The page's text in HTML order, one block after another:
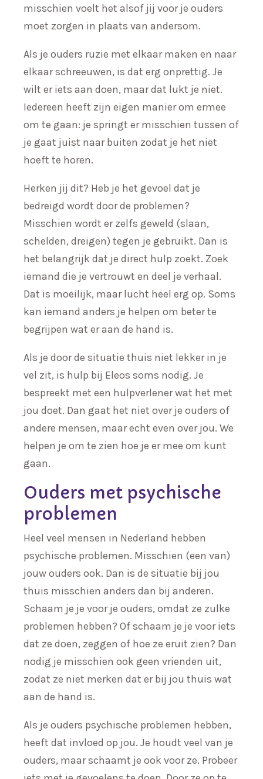
misschien voelt het alsof jij voor je ouders
moet zorgen in plaats van andersom.
Als je ouders ruzie met elkaar maken en naar
elkaar schreeuwen, is dat erg onprettig. Je
wilt er iets aan doen, maar dat lukt je niet.
Iedereen heeft zijn eigen manier om ermee
om te gaan: je springt er misschien tussen of
je gaat juist naar buiten zodat je het niet
hoeft te horen.
Herken jij dit? Heb je het gevoel dat je
bedreigd wordt door de problemen?
Misschien wordt er zelfs geweld (slaan,
schelden, dreigen) tegen je gebruikt. Dan is
het belangrijk dat je direct hulp zoekt. Zoek
iemand die je vertrouwt en deel je verhaal.
Dat is moeilijk, maar lucht heel erg op. Soms
kan iemand anders je helpen om beter te
begrijpen wat er aan de hand is.
Als je door de situatie thuis niet lekker in je
vel zit, is hulp bij Eleos soms nodig. Je
bespreekt met een hulpverlener wat het met
jou doet. Dan gaat het niet over je ouders of
andere mensen, maar echt even over jou. We
helpen je om te zien hoe je er mee om kunt
gaan.
Ouders met psychische
problemen
Heel veel mensen in Nederland hebben
psychische problemen. Misschien (een van)
jouw ouders ook. Dan is de situatie bij jou
thuis misschien anders dan bij anderen.
Schaam je je voor je ouders, omdat ze zulke
problemen hebben? Of schaam je je voor iets
dat ze doen, zeggen of hoe ze eruit zien? Dan
nodig je misschien ook geen vrienden uit,
zodat ze niet merken dat er bij jou thuis wat
aan de hand is.
Als je ouders psychische problemen hebben,
heeft dat invloed op jou. Je houdt veel van je
ouders, maar schaamt je ook voor ze. Probeer